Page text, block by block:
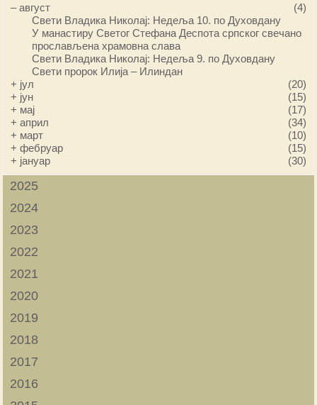
–август
(4)
Свети Владика Николај: Недеља 10. по Духовдану
У манастиру Светог Стефана Деспота српског свечано
прослављена храмовна слава
Свети Владика Николај: Недеља 9. по Духовдану
Свети пророк Илија – Илиндан
+ јул
(20)
+ јун
(15)
+ мај
(17)
+април
(34)
+ март
(10)
+фебруар
(15)
+ јануар (30)
2025
2024
2023
2022
2021
2020
2019
2018
2017
2016